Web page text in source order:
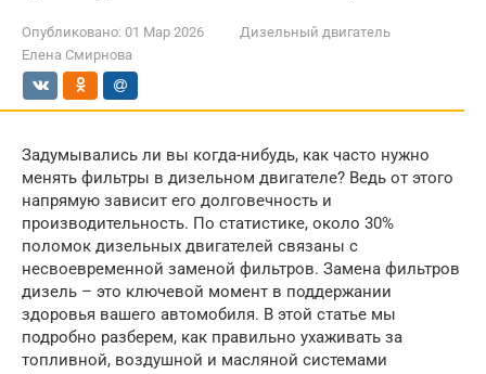
Опубликовано: 01 Мар 2026
Дизельный двигатель
Елена Смирнова
Задумывались ли вы когда-нибудь, как часто нужно
менять фильтры в дизельном двигателе? Ведь от этого
напрямую зависит его долговечность и
производительность. По статистике, около 30%
поломок дизельных двигателей связаны с
несвоевременной заменой фильтров. Замена фильтров
дизель – это ключевой момент в поддержании
здоровья вашего автомобиля. В этой статье мы
подробно разберем, как правильно ухаживать за
топливной, воздушной и масляной системами